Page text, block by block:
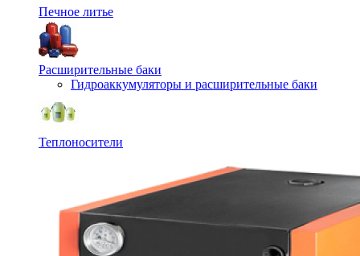
Печное литье
Расширительные баки
Гидроаккумуляторы и расширительные баки
Теплоносители